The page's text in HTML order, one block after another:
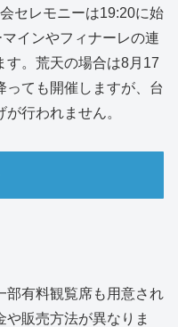
セレモニーは19:20に始
インやフィナーレの連
す。荒天の場合は8月17
っても開催しますが、台
行われません。
部有料観覧席も用意され
販売方法が異なりま